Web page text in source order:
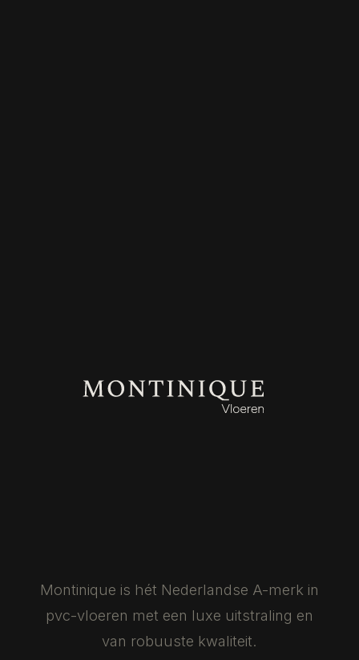
Montinique is hét Nederlandse A-merk in
pvc-vloeren met een luxe uitstraling en
van robuuste kwaliteit.